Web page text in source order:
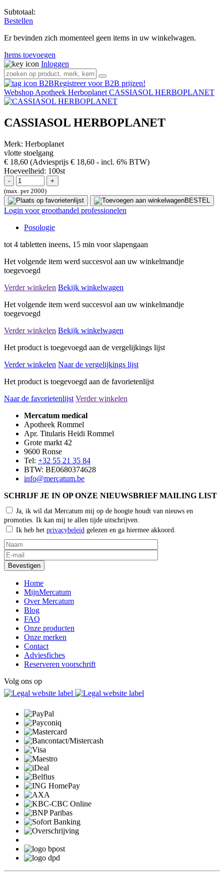
Subtotaal:
Bestellen
Er bevinden zich momenteel geen items in uw winkelwagen.
Items toevoegen
Inloggen
Registreer voor B2B prijzen!
Webshop Apotheek Herboplanet CASSIASOL HERBOPLANET
CASSIASOL HERBOPLANET
Merk: Herboplanet
vlotte stoelgang
€ 18,60 (Adviesprijs € 18,60 - incl. 6% BTW)
Hoeveelheid: 100st
(max. per 2000)
BESTEL
Login voor groothandel professionelen
Posologie
tot 4 tabletten ineens, 15 min voor slapengaan
Het volgende item werd succesvol aan uw winkelmandje
toegevoegd
Verder winkelen Bekijk winkelwagen
Het volgende item werd succesvol aan uw winkelmandje
toegevoegd
Verder winkelen Bekijk winkelwagen
Het product is toegevoegd aan de vergelijkings lijst
Verder winkelen Naar de vergelijkings lijst
Het product is toegevoegd aan de favorietenlijst
Naar de favorietenlijst Verder winkelen
Mercatum medical
Apotheek Rommel
Apr. Titularis Heidi Rommel
Grote markt 42
9600 Ronse
Tel: +32 55 21 35 84
BTW: BE0680374628
info@mercatum.be
SCHRIJF JE IN OP ONZE NIEUWSBRIEF MAILING LIST
Ja, ik wil dat Mercatum mij op de hoogte houdt van nieuws en
promoties. Ik kan mij te allen tijde uitschrijven.
Ik heb het privacybeleid gelezen en ga hiermee akkoord.
Home
MijnMercatum
Over Mercatum
Blog
FAQ
Onze producten
Onze merken
Contact
Adviesfiches
Reserveren voorschrift
Volg ons op